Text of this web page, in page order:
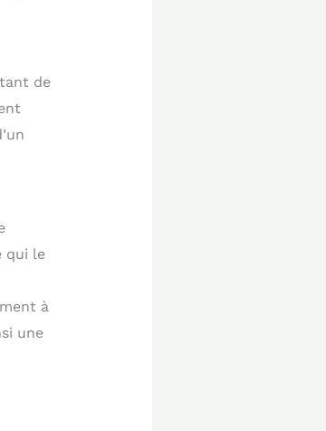
de
qui le
à
une